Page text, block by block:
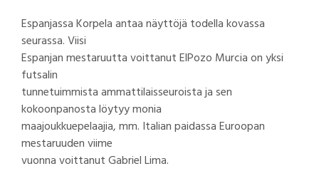
Espanjassa Korpela antaa näyttöjä todella kovassa
seurassa. Viisi
Espanjan mestaruutta voittanut ElPozo Murcia on yksi
futsalin
tunnetuimmista ammattilaisseuroista ja sen
kokoonpanosta löytyy monia
maajoukkuepelaajia, mm. Italian paidassa Euroopan
mestaruuden viime
vuonna voittanut Gabriel Lima.